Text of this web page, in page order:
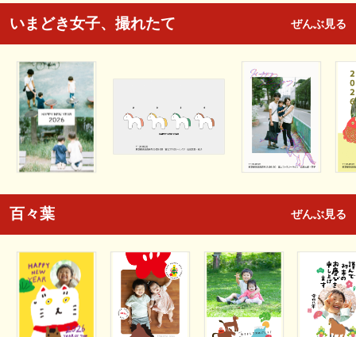
いまどき女子、撮れたて ぜんぶ見る
百々葉 ぜんぶ見る